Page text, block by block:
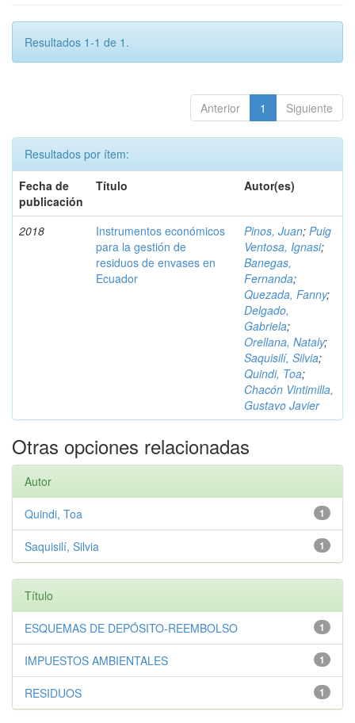
Resultados 1-1 de 1.
Anterior 1 Siguiente
Resultados por ítem:
Fecha de
publicación
Título Autor(es)
2018
Instrumentos económicos
para la gestión de
residuos de envases en
Ecuador
Pinos, Juan; Puig
Ventosa, Ignasi;
Banegas,
Fernanda;
Quezada, Fanny;
Delgado,
Gabriela;
Orellana, Nataly;
Saquisilí, Silvia;
Quindi, Toa;
Chacón Vintimilla,
Gustavo Javier
Otras opciones relacionadas
Autor
1
Quindi, Toa
1
Saquisilí, Silvia
Título
1
ESQUEMAS DE DEPÓSITO-REEMBOLSO
1
IMPUESTOS AMBIENTALES
1
RESIDUOS